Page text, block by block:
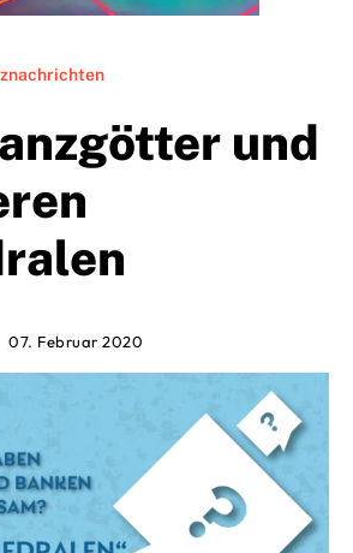
und
07. Februar 2020